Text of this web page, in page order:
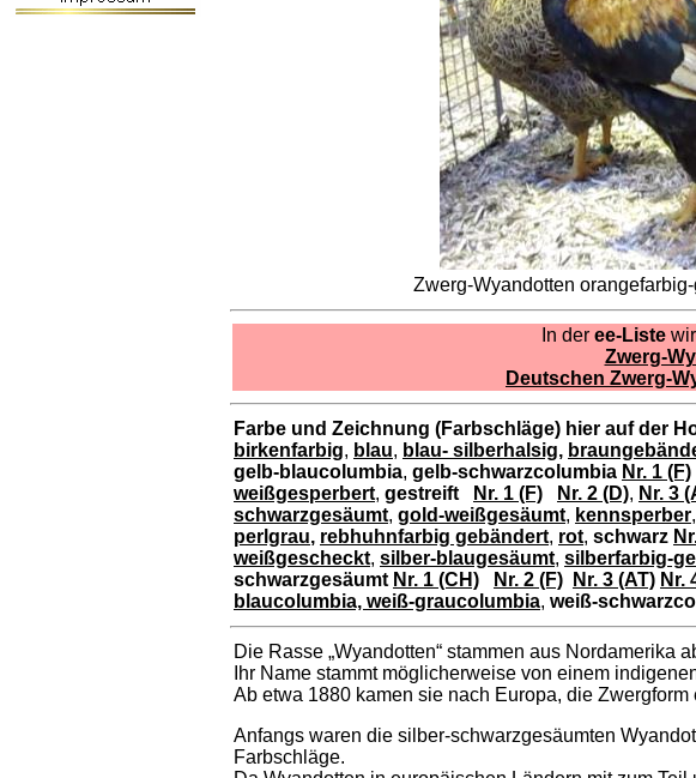
Zwerg-Wyandotten
In der ee-Liste
Zwerg-
Deutschen Zwerg-
Farbe und Zeichnung (Farbschläge) hier auf der
birkenfarbig, blau, blau- silberhalsig,
gelb-blaucolumbia, gelb-schwarzcolumbia Nr. 1 (F)
weißgesperbert, gestreift Nr. 1 (F) Nr. 2 (D), Nr. 3
schwarzgesäumt, gold-weißgesäumt, kennsperber,
perlgrau, rebhuhnfarbig gebändert, rot, schwarz
weißgescheckt, silber-blaugesäumt, silberfarbig-
schwarzgesäumt Nr. 1 (CH) Nr. 2 (F) Nr. 3 (AT) Nr.
blaucolumbia, weiß-graucolumbia, weiß-
Die Rasse „Wyandotten“ stammen aus Nordamerika
Ihr Name stammt möglicherweise von einem
Ab etwa 1880 kamen sie nach Europa, die Zwergform
Anfangs waren die silber-schwarzgesäumten
Farbschläge.